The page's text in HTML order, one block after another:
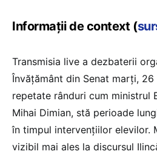
Informații de context (
Transmisia live a dezbaterii
Învățământ din Senat marți,
repetate rânduri cum ministrul
Mihai Dimian, stă perioade
în timpul intervențiilor elevilor.
vizibil mai ales la discursul